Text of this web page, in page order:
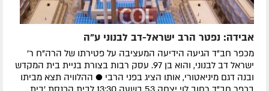
אבידה: נפטר הרב ישראל-דב לבנוני ע"ה
מכפר חב"ד הגיעה הידיעה המעציבה על פטירתו של הרה"ח ר'
ישראל דב לבנוני, והוא בן 97. עסק רבות בצורת בניית בית המקדש
ובנה דגם מיניאטורי, אותו הציג בפני הרבי ● ההלוויה תצא מביתו